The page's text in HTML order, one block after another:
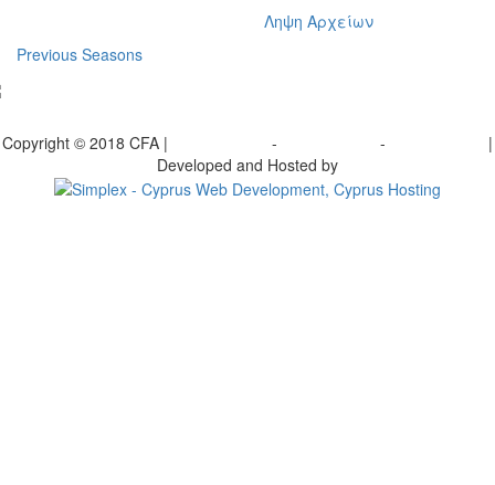
Ληψη Αρχείων
Previous Seasons
Copyright © 2018 CFA | - -
|
Developed and Hosted by